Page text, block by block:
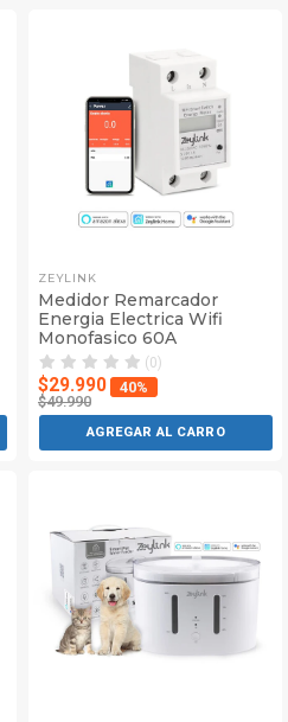
ZEYLINK
Medidor Remarcador
Energia Electrica Wifi
Monofasico 60A
(0)
$29.990
$49.990
40%
AGREGAR AL CARRO